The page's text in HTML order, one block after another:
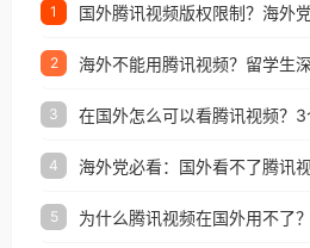
1
2
3
4
5